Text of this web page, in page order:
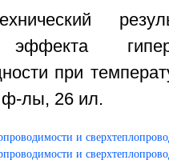
эффекта
при
ф-лы, 26 ил.